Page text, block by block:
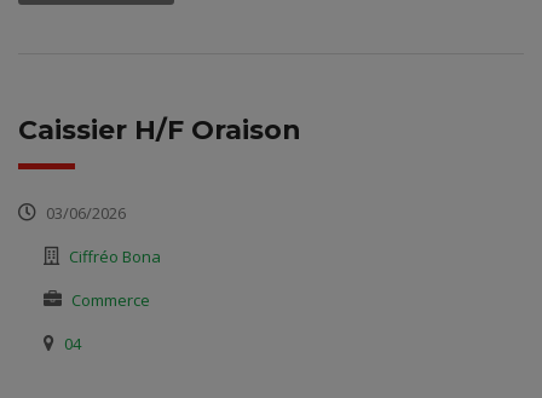
Caissier H/F Oraison
03/06/2026
Ciffréo Bona
Commerce
04